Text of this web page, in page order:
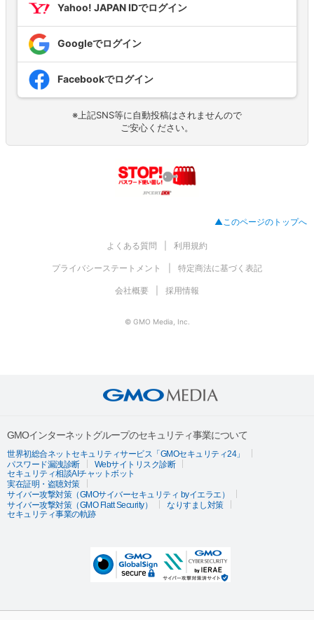
Yahoo! JAPAN IDでログイン
Googleでログイン
Facebookでログイン
※上記SNS等に自動投稿はされませんので
ご安心ください。
▲このページのトップへ
よくある質問 利用規約
プライバシーステートメント 特定商法に基づく表記
会社概要 採用情報
© GMO Media, Inc.
GMOインターネットグループのセキュリティ事業について
世界初総合ネットセキュリティサービス「GMOセキュリティ24」
パスワード漏洩診断
Webサイトリスク診断
セキュリティ相談AIチャットボット
実在証明・盗聴対策
サイバー攻撃対策（GMOサイバーセキュリティ byイエラエ）
サイバー攻撃対策（GMO Flatt Security）
なりすまし対策
セキュリティ事業の軌跡